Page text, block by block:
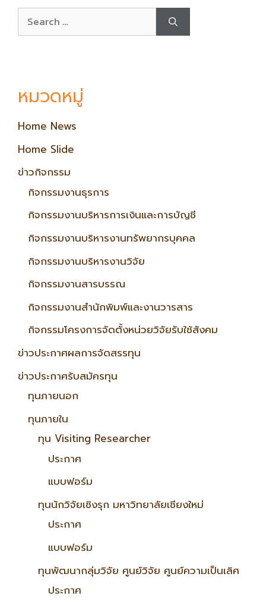
หมวดหมู่
Home News
Home Slide
ข่าวกิจกรรม
กิจกรรมงานธุรการ
กิจกรรมงานบริหารการเงินและการบัญชี
กิจกรรมงานบริหารงานทรัพยากรบุคคล
กิจกรรมงานบริหารงานวิจัย
กิจกรรมงานสารบรรณ
กิจกรรมงานสำนักพิมพ์และงานวารสาร
กิจกรรมโครงการจัดตั้งหน่วยวิจัยรับใช้สังคม
ข่าวประกาศผลการจัดสรรทุน
ข่าวประกาศรับสมัครทุน
ทุนภายนอก
ทุนภายใน
ทุน Visiting Researcher
ประกาศ
แบบฟอร์ม
ทุนนักวิจัยเชิงรุก มหาวิทยาลัยเชียงใหม่
ประกาศ
แบบฟอร์ม
ทุนพัฒนากลุ่มวิจัย ศูนย์วิจัย ศูนย์ความเป็นเลิศ
ประกาศ